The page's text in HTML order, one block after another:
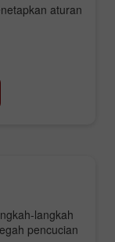
aturan
langkah
pencucian